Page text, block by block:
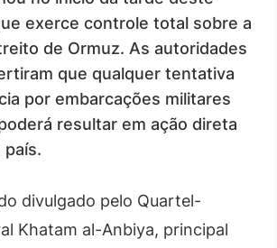
exerce controle total sobre a
de Ormuz. As autoridades
que qualquer tentativa
por embarcações militares
resultar em ação direta
país.
divulgado pelo Quartel-
Khatam al-Anbiya, principal